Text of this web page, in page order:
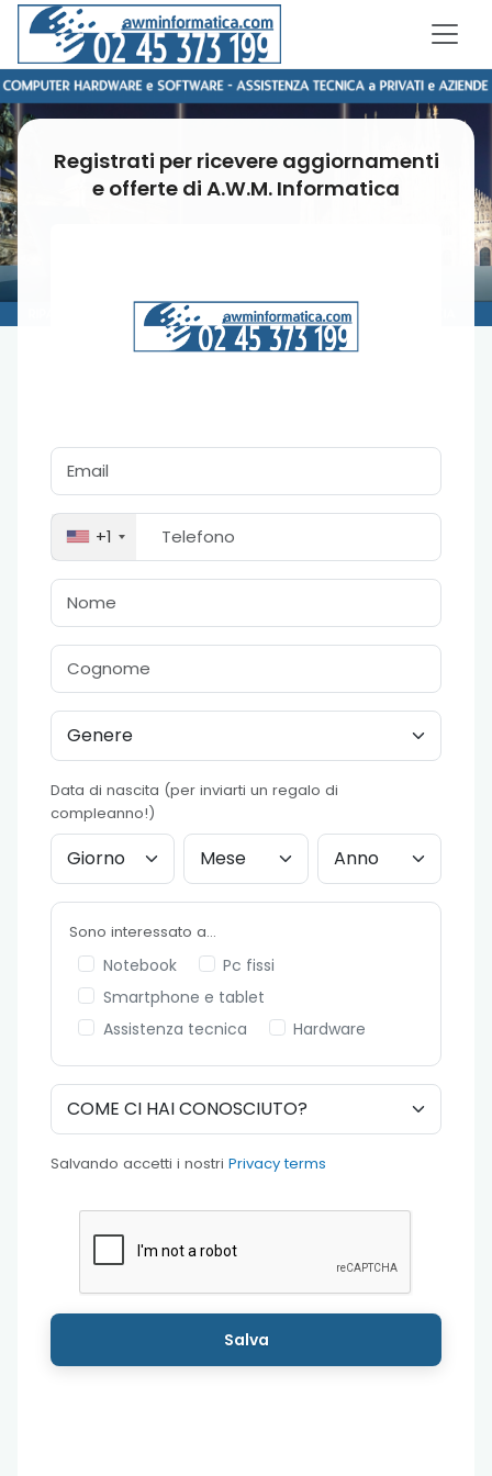
Registrati per ricevere aggiornamenti
e offerte di A.W.M. Informatica
+1
Data di nascita (per inviarti un regalo di
compleanno!)
Sono interessato a...
Notebook
Pc fissi
Smartphone e tablet
Assistenza tecnica
Hardware
Salvando accetti i nostri Privacy terms
Salva